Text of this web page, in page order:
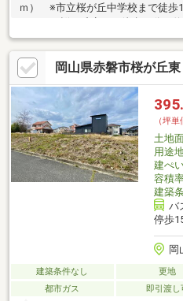
ｍ） ※市立桜が丘中学校まで徒歩
バリュー桜が丘店まで徒歩20分（
ンターまで徒歩19分（約1500ｍ
160ｍ） ※ローソン赤磐桜が丘東
※桜が丘郵便局まで徒歩20分（約
件？」「住所が知りたい」など、
い。0120-238-782 不動産の事な
ください
岡山県赤磐市桜が丘
（坪単
土地
用途
建ぺ
容積
建築
バ
停歩
岡
建築条件なし 更地
都市ガス
即引渡し